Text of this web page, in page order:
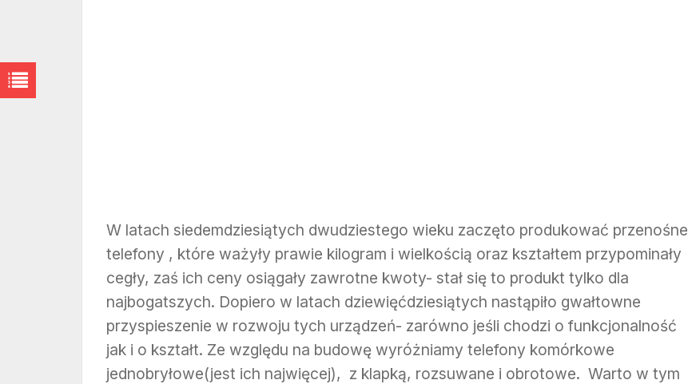
W latach siedemdziesiątych dwudziestego wieku zaczęto produkować przenośne
telefony , które ważyły prawie kilogram i wielkością oraz kształtem przypominały
cegły, zaś ich ceny osiągały zawrotne kwoty- stał się to produkt tylko dla
najbogatszych. Dopiero w latach dziewięćdziesiątych nastąpiło gwałtowne
przyspieszenie w rozwoju tych urządzeń- zarówno jeśli chodzi o funkcjonalność
jak i o kształt. Ze względu na budowę wyróżniamy telefony komórkowe
jednobryłowe(jest ich najwięcej), z klapką, rozsuwane i obrotowe. Warto w tym